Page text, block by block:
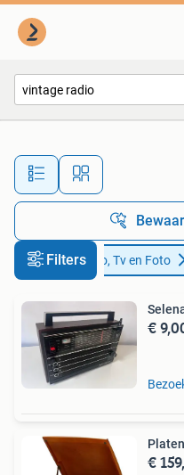
Alle
FiltersAudio, Tv en Foto
€
€